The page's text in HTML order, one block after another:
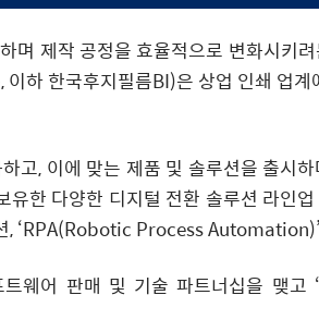
며 제작 공정을 효율적으로 변화시키
하 한국후지필름BI)은 상업 인쇄 업계
고, 이에 맞는 제품 및 솔루션을 출시
한 다양한 디지털 전환 솔루션 라인
, ‘RPA(Robotic Process
웨어 판매 및 기술 파트너십을 맺고